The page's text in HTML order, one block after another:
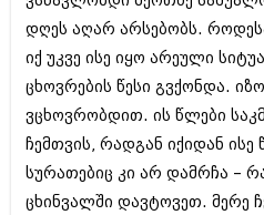
დღეს აღარ არსებობს.
იქ უკვე ისე იყო არეული
ცხოვრების წესი გვქონდა.
ვცხოვრობდით. ის წლები
ჩემთვის, რადგან იქიდან ისე
სურათებიც კი არ დამრჩა –
ცხინვალში დავტოვეთ. მერე